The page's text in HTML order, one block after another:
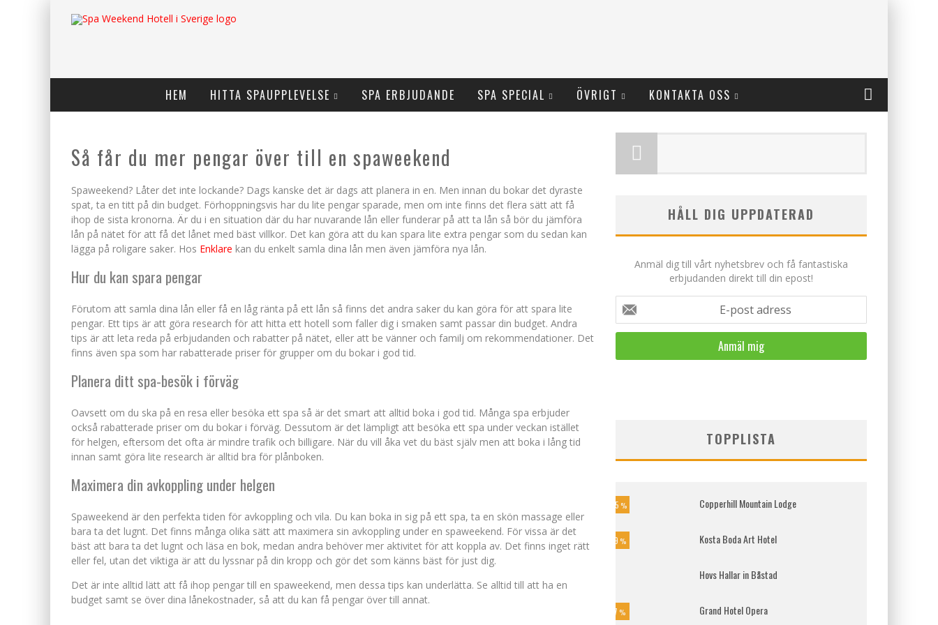
HEM HITTA SPAUPPLEVELSE SPA ERBJUDANDE SPA SPECIAL ÖVRIGT KONTAKTA OSS
Så får du mer pengar över till en spaweekend
Spaweekend? Låter det inte lockande? Dags kanske det är dags att planera in en. Men innan du bokar det dyraste
spat, ta en titt på din budget. Förhoppningsvis har du lite pengar sparade, men om inte finns det flera sätt att få
ihop de sista kronorna. Är du i en situation där du har nuvarande lån eller funderar på att ta lån så bör du jämföra
lån på nätet för att få det lånet med bäst villkor. Det kan göra att du kan spara lite extra pengar som du sedan kan
lägga på roligare saker. Hos Enklare kan du enkelt samla dina lån men även jämföra nya lån.
Hur du kan spara pengar
Förutom att samla dina lån eller få en låg ränta på ett lån så finns det andra saker du kan göra för att spara lite
pengar. Ett tips är att göra research för att hitta ett hotell som faller dig i smaken samt passar din budget. Andra
tips är att leta reda på erbjudanden och rabatter på nätet, eller att be vänner och familj om rekommendationer. Det
finns även spa som har rabatterade priser för grupper om du bokar i god tid.
Planera ditt spa-besök i förväg
Oavsett om du ska på en resa eller besöka ett spa så är det smart att alltid boka i god tid. Många spa erbjuder
också rabatterade priser om du bokar i förväg. Dessutom är det lämpligt att besöka ett spa under veckan istället
för helgen, eftersom det ofta är mindre trafik och billigare. När du vill åka vet du bäst själv men att boka i lång tid
innan samt göra lite research är alltid bra för plånboken.
Maximera din avkoppling under helgen
Spaweekend är den perfekta tiden för avkoppling och vila. Du kan boka in sig på ett spa, ta en skön massage eller
bara ta det lugnt. Det finns många olika sätt att maximera sin avkoppling under en spaweekend. För vissa är det
bäst att bara ta det lugnt och läsa en bok, medan andra behöver mer aktivitet för att koppla av. Det finns inget rätt
eller fel, utan det viktiga är att du lyssnar på din kropp och gör det som känns bäst för just dig.
Det är inte alltid lätt att få ihop pengar till en spaweekend, men dessa tips kan underlätta. Se alltid till att ha en
budget samt se över dina lånekostnader, så att du kan få pengar över till annat.
HÅLL DIG UPPDATERAD
Anmäl dig till vårt nyhetsbrev och få fantastiska
erbjudanden direkt till din epost!
E-post adress
TOPPLISTA
45 % Copperhill Mountain Lodge
79 % Kosta Boda Art Hotel
Hovs Hallar in Båstad
17 % Grand Hotel Opera